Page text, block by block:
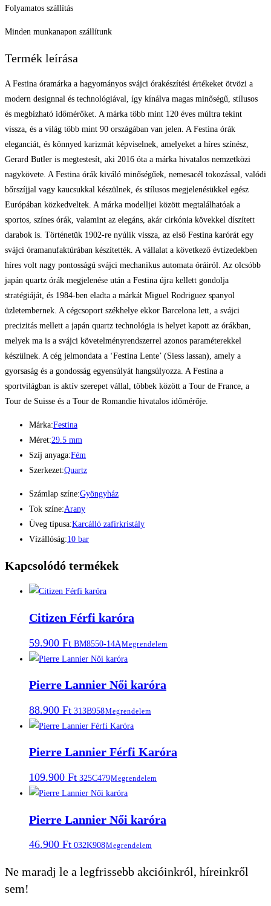
Folyamatos szállítás
Minden munkanapon szállítunk
Termék leírása
A Festina óramárka a hagyományos svájci órakészítési értékeket ötvözi a
modern designnal és technológiával, így kínálva magas minőségű, stílusos
és megbízható időmérőket. A márka több mint 120 éves múltra tekint
vissza, és a világ több mint 90 országában van jelen. A Festina órák
eleganciát, és könnyed karizmát képviselnek, amelyeket a híres színész,
Gerard Butler is megtestesít, aki 2016 óta a márka hivatalos nemzetközi
nagykövete. A Festina órák kiváló minőségűek, nemesacél tokozással, valódi
bőrszíjjal vagy kaucsukkal készülnek, és stílusos megjelenésükkel egész
Európában közkedveltek. A márka modelljei között megtalálhatóak a
sportos, színes órák, valamint az elegáns, akár cirkónia kövekkel díszített
darabok is. Történetük 1902-re nyúlik vissza, az első Festina karórát egy
svájci óramanufaktúrában készítették. A vállalat a következő évtizedekben
híres volt nagy pontosságú svájci mechanikus automata óráiról. Az olcsóbb
japán quartz órák megjelenése után a Festina újra kellett gondolja
stratégiáját, és 1984-ben eladta a márkát Miguel Rodriguez spanyol
üzletembernek. A cégcsoport székhelye ekkor Barcelona lett, a svájci
precizitás mellett a japán quartz technológia is helyet kapott az órákban,
melyek ma is a svájci követelményrendszerrel azonos paraméterekkel
készülnek. A cég jelmondata a ‘Festina Lente’ (Siess lassan), amely a
gyorsaság és a gondosság egyensúlyát hangsúlyozza. A Festina a
sportvilágban is aktív szerepet vállal, többek között a Tour de France, a
Tour de Suisse és a Tour de Romandie hivatalos időmérője.
Márka:Festina
Méret:29.5 mm
Szíj anyaga:Fém
Szerkezet:Quartz
Számlap színe:Gyöngyház
Tok színe:Arany
Üveg típusa:Karcálló zafírkristály
Vízállóság:10 bar
Kapcsolódó termékek
Citizen Férfi karóra
59.900 Ft BM8550-14AMegrendelem
Pierre Lannier Női karóra
88.900 Ft 313B958Megrendelem
Pierre Lannier Férfi Karóra
109.900 Ft 325C479Megrendelem
Pierre Lannier Női karóra
46.900 Ft 032K908Megrendelem
Ne maradj le a legfrissebb akcióinkról, híreinkről
sem!